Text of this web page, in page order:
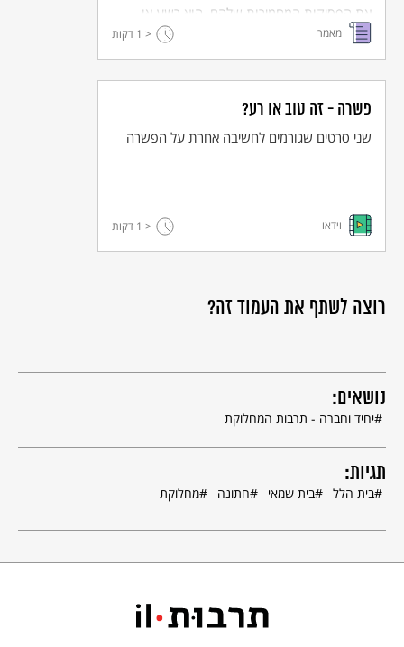
רוצה לשתף את העמוד זה?
את הפסיקות המחמירות שלהם, הוא רשע או
כסיל.
מאמר < 1 דקות
פשרה - זה טוב או רע?
שני סרטים שגורמים לחשיבה אחרת על הפשרה
וידאו < 1 דקות
נושאים:
יחיד וחברה - תרבות המחלוקת
תגיות:
בית הלל בית שמאי חתונה מחלוקת